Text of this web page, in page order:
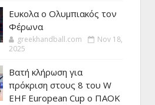
Ευκολα ο Ολυμπιακός τον
Φέρωνα
greekhandball.com
Nov 18,
2025
Βατή κλήρωση για
πρόκριση στους 8 του W
EHF European Cup ο ΠΑΟΚ